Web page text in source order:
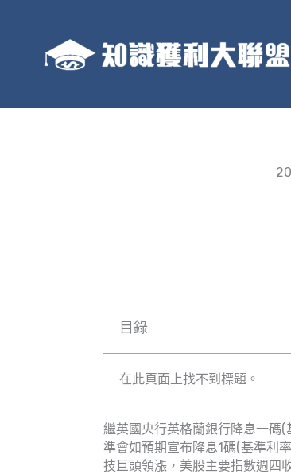
目錄
在此頁面上找不到標題。
繼英國央行英格蘭銀行降息一碼
準會如預期宣布降息1碼(基準利
技巨頭領漲，美股主要指數週四